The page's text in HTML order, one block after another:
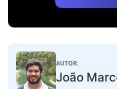
AUTOR:
João